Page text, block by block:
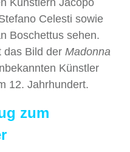
Celesti sowie
Boschettus sehen.
das Bild der Madonna
Künstler
12. Jahrhundert.
zum